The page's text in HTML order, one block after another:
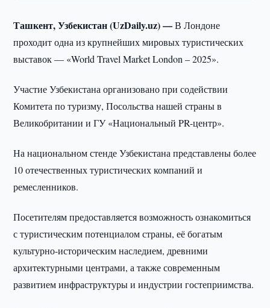
Ташкент, Узбекистан (UzDaily.uz) —В Лондоне
проходит одна из крупнейших мировых туристических
выставок — «World Travel Market London – 2025».
Участие Узбекистана организовано при содействии
Комитета по туризму, Посольства нашей страны в
Великобритании и ГУ «Национальный PR-центр».
На национальном стенде Узбекистана представлены более
10 отечественных туристических компаний и
ремесленников.
Посетителям предоставляется возможность ознакомиться
с туристическим потенциалом страны, её богатым
культурно-историческим наследием, древними
архитектурными центрами, а также современным
развитием инфраструктуры и индустрии гостеприимства.